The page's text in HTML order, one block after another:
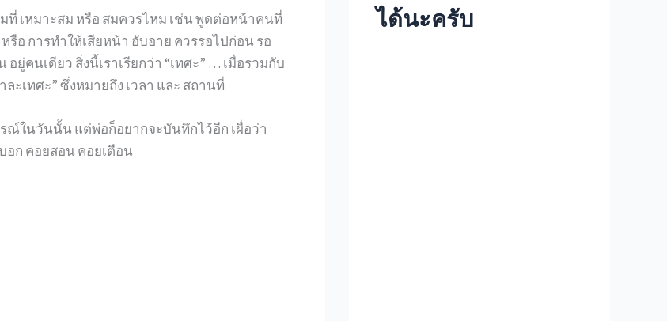
เหมาะสม หรือ สมควรไหม เช่น พูดต่อหน้าคนที่
รือ การทำให้เสียหน้า อับอาย ควรรอไปก่อน รอ
คนเดียว สิ่งนี้เราเรียกว่า “เทศะ” … เมื่อรวมกับ
ะเทศะ” ซึ่งหมายถึง เวลา และ สถานที่
ณ์ในวันนั้น แต่พ่อก็อยากจะบันทึกไว้อีก เผื่อว่า
ก คอยสอน คอยเตือน
ได้นะครับ